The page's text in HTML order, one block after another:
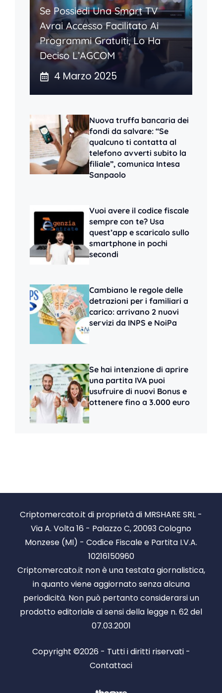
Se Possiedi Una Smart TV
Avrai Accesso Facilitato Ai
Programmi Gratuiti, Lo Ha
Deciso L’AGCOM
4 Marzo 2025
Nuova truffa bancaria dei
fondi da salvare: “Se
qualcuno ti contatta al
telefono avverti subito la
filiale”, comunica Intesa
Sanpaolo
Vuoi avere il codice fiscale
sempre con te? Usa
quest’app e scaricalo sullo
smartphone in pochi
secondi
Cambiano le regole delle
detrazioni per i familiari a
carico: arrivano 2 nuovi
servizi da INPS e NoiPa
Se hai intenzione di aprire
una partita IVA puoi
usufruire di nuovi Bonus e
ottenere fino a 3.000 euro
Criptomercato.it di proprietà di MRSHARE SRL -
Via A. Volta 16 - Palazzo C, 20093 Cologno
Monzese (MI) - Codice Fiscale e Partita I.V.A.
10216150960
Criptomercato.it non è una testata giornalistica,
in quanto viene aggiornato senza alcuna
periodicità. Non può pertanto considerarsi un
prodotto editoriale ai sensi della legge n. 62 del
07.03.2001
Copyright ©2026 - Tutti i diritti riservati -
Contattaci